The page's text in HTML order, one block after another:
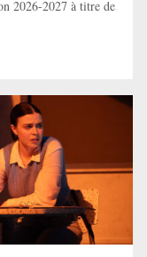
2026-2027 à titre de